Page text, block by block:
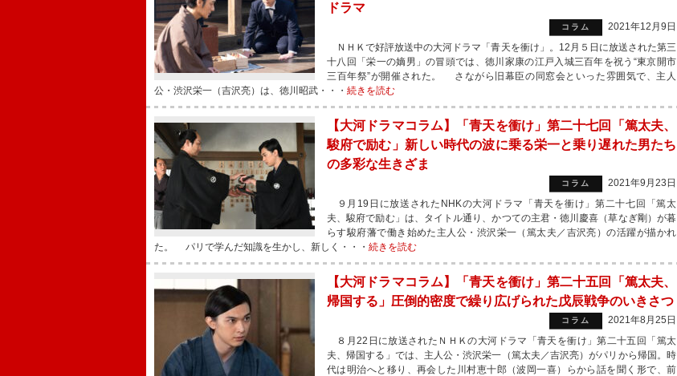
ドラマ
コラム
2021年12月9日
ＮＨＫで好評放送中の大河ドラマ「青天を衝け」。12月５日に放送された第三
十八回「栄一の嫡男」の冒頭では、徳川家康の江戸入城三百年を祝う“東京開市
三百年祭”が開催された。 さながら旧幕臣の同窓会といった雰囲気で、主人
公・渋沢栄一（吉沢亮）は、徳川昭武・・・ 続きを読む
【大河ドラマコラム】「青天を衝け」第二十七回「篤太夫、
駿府で励む」新しい時代の波に乗る栄一と乗り遅れた男たち
の多彩な生きざま
コラム
2021年9月23日
９月19日に放送されたNHKの大河ドラマ「青天を衝け」第二十七回「篤太
夫、駿府で励む」は、タイトル通り、かつての主君・徳川慶喜（草なぎ剛）が暮
らす駿府藩で働き始めた主人公・渋沢栄一（篤太夫／吉沢亮）の活躍が描かれ
た。 パリで学んだ知識を生かし、新しく・・・ 続きを読む
【大河ドラマコラム】「青天を衝け」第二十五回「篤太夫、
帰国する」圧倒的密度で繰り広げられた戊辰戦争のいきさつ
コラム
2021年8月25日
８月22日に放送されたＮＨＫの大河ドラマ「青天を衝け」第二十五回「篤太
夫、帰国する」では、主人公・渋沢栄一（篤太夫／吉沢亮）がパリから帰国。時
代は明治へと移り、再会した川村恵十郎（波岡一喜）らから話を聞く形で、前